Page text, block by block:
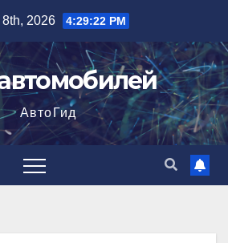
2026 4:29:22 PM
АвтоГид